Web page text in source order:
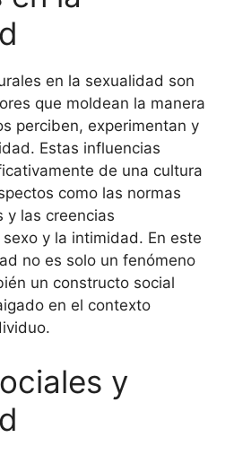
en la sexualidad son
que moldean la manera
perciben, experimentan y
Estas influencias
de una cultura
como las normas
y las creencias
y la intimidad. En este
no es solo un fenómeno
un constructo social
en el contexto
y